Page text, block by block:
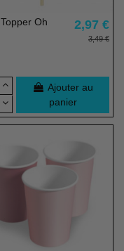
Oh
2,97 €
3,49 €
Ajouter au
panier